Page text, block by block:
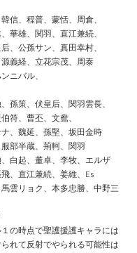
程普、蒙恬、周倉、
、関羽、直江兼続、
孫サン、真田幸村、
、立花宗茂、周泰
バル、
、伏皇后、関羽雲長、
曹丕、文鴦、
延、孫堅、坂田金時
蔵、荊軻、関羽
、董卓、李牧、エルザ
江兼続、姜維、Es
ョク、本多忠勝、中野三
時点で聖護援護キャラには
て反射でやられる可能性は